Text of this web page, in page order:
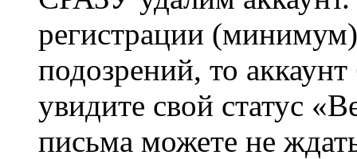
регистрации
подозрений, то
увидите свой статус
письма можете не